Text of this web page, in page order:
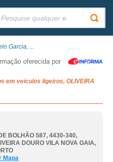
Garcia, ...
oferecida por
em veículos ligeiros, OLIVEIRA
BOLHÃO 587, 4430-340,
DOURO VILA NOVA GAIA,
Mapa